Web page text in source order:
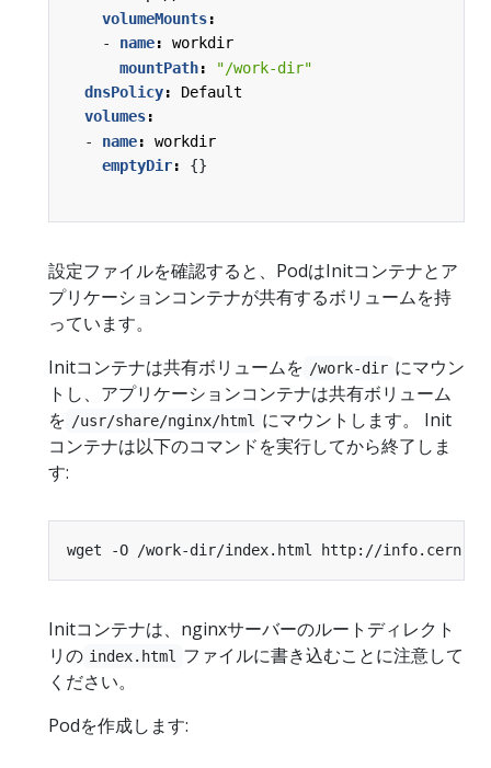
volumeMounts:
- name:
workdir
mountPath:
"/work-dir"
dnsPolicy:
Default
volumes:
- name:
workdir
emptyDir: {}
設定ファイルを確認すると、PodはInitコンテナとア
プリケーションコンテナが共有するボリュームを持
っています。
Initコンテナは共有ボリュームを /work-dir にマウン
トし、アプリケーションコンテナは共有ボリューム
を /usr/share/nginx/html
にマウントします。 Init
コンテナは以下のコマンドを実行してから終了しま
す:
Initコンテナは、nginxサーバーのルートディレクト
リの index.html
ファイルに書き込むことに注意して
ください。
Podを作成します: